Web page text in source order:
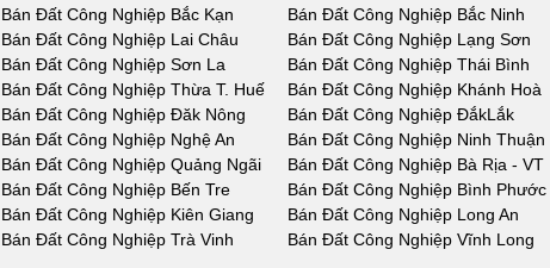
Bán Đất Công Nghiệp Bắc Kạn Bán Đất Công Nghiệp Bắc Ninh
Bán Đất Công Nghiệp Lai Châu Bán Đất Công Nghiệp Lạng Sơn
Bán Đất Công Nghiệp Sơn La Bán Đất Công Nghiệp Thái Bình
Bán Đất Công Nghiệp Thừa T. Huế Bán Đất Công Nghiệp Khánh Hoà
Bán Đất Công Nghiệp Đăk Nông Bán Đất Công Nghiệp ĐắkLắk
Bán Đất Công Nghiệp Nghệ An Bán Đất Công Nghiệp Ninh Thuận
Bán Đất Công Nghiệp Quảng Ngãi Bán Đất Công Nghiệp Bà Rịa - VT
Bán Đất Công Nghiệp Bến Tre Bán Đất Công Nghiệp Bình Phước
Bán Đất Công Nghiệp Kiên Giang Bán Đất Công Nghiệp Long An
Bán Đất Công Nghiệp Trà Vinh Bán Đất Công Nghiệp Vĩnh Long